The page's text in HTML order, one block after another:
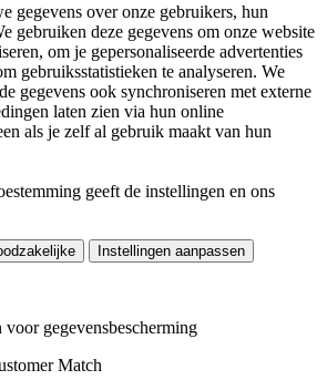
gegevens over onze gebruikers, hun
gebruiken deze gegevens om onze website
om je gepersonaliseerde advertenties
gebruiksstatistieken te analyseren. We
gegevens ook synchroniseren met externe
laten zien via hun online
als je zelf al gebruik maakt van hun
geeft de instellingen en ons
Instellingen aanpassen
gegevensbescherming
Match